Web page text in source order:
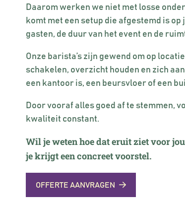
Daarom werken we niet met losse
komt met een setup die afgestemd is
gasten, de duur van het event en de
Onze barista’s zijn gewend om op
schakelen, overzicht houden en zich
een kantoor is, een beursvloer of een
Door vooraf alles goed af te stemmen,
kwaliteit constant.
Wil je weten hoe dat eruit ziet voor
je krijgt een concreet voorstel.
OFFERTE AANVRAGEN